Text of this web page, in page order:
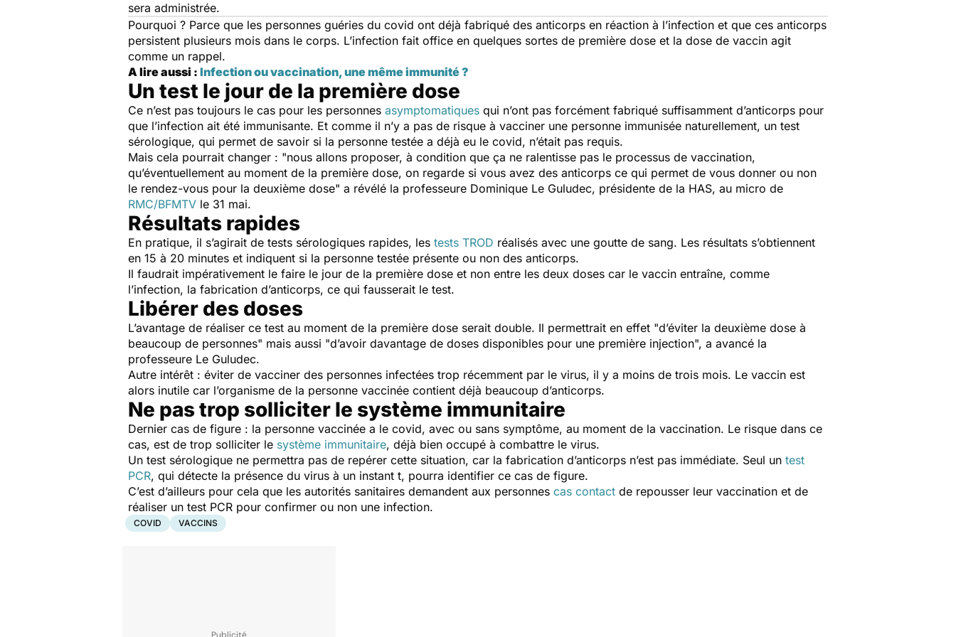
sera administrée.
Pourquoi ? Parce que les personnes guéries du covid ont déjà fabriqué des anticorps en réaction à l’infection et que ces anticorps
persistent plusieurs mois dans le corps. L’infection fait office en quelques sortes de première dose et la dose de vaccin agit
comme un rappel.
A lire aussi : Infection ou vaccination, une même immunité ?
Un test le jour de la première dose
Ce n’est pas toujours le cas pour les personnes asymptomatiques qui n’ont pas forcément fabriqué suffisamment d’anticorps pour
que l’infection ait été immunisante. Et comme il n’y a pas de risque à vacciner une personne immunisée naturellement, un test
sérologique, qui permet de savoir si la personne testée a déjà eu le covid, n’était pas requis.
Mais cela pourrait changer : "nous allons proposer, à condition que ça ne ralentisse pas le processus de vaccination,
qu’éventuellement au moment de la première dose, on regarde si vous avez des anticorps ce qui permet de vous donner ou non
le rendez-vous pour la deuxième dose" a révélé la professeure Dominique Le Guludec, présidente de la HAS, au micro de
RMC/BFMTV le 31 mai.
Résultats rapides
En pratique, il s’agirait de tests sérologiques rapides, les tests TROD réalisés avec une goutte de sang. Les résultats s’obtiennent
en 15 à 20 minutes et indiquent si la personne testée présente ou non des anticorps.
Il faudrait impérativement le faire le jour de la première dose et non entre les deux doses car le vaccin entraîne, comme
l’infection, la fabrication d’anticorps, ce qui fausserait le test.
Libérer des doses
L’avantage de réaliser ce test au moment de la première dose serait double. Il permettrait en effet "d’éviter la deuxième dose à
beaucoup de personnes" mais aussi "d’avoir davantage de doses disponibles pour une première injection", a avancé la
professeure Le Guludec.
Autre intérêt : éviter de vacciner des personnes infectées trop récemment par le virus, il y a moins de trois mois. Le vaccin est
alors inutile car l’organisme de la personne vaccinée contient déjà beaucoup d’anticorps.
Ne pas trop solliciter le système immunitaire
Dernier cas de figure : la personne vaccinée a le covid, avec ou sans symptôme, au moment de la vaccination. Le risque dans ce
cas, est de trop solliciter le système immunitaire, déjà bien occupé à combattre le virus.
Un test sérologique ne permettra pas de repérer cette situation, car la fabrication d’anticorps n’est pas immédiate. Seul un test
PCR, qui détecte la présence du virus à un instant t, pourra identifier ce cas de figure.
C’est d’ailleurs pour cela que les autorités sanitaires demandent aux personnes cas contact de repousser leur vaccination et de
réaliser un test PCR pour confirmer ou non une infection.
COVID VACCINS